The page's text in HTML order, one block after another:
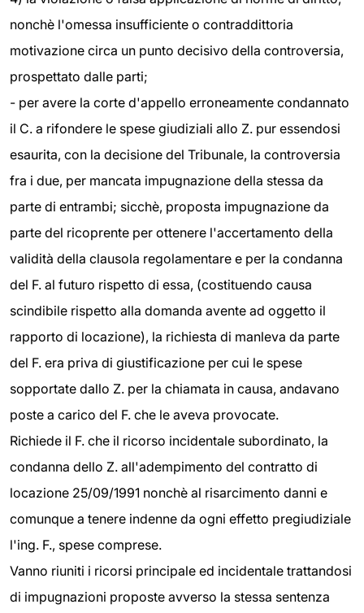
nonchè l'omessa insufficiente o contraddittoria
motivazione circa un punto decisivo della controversia,
prospettato dalle parti;
- per avere la corte d'appello erroneamente condannato
il C. a rifondere le spese giudiziali allo Z. pur essendosi
esaurita, con la decisione del Tribunale, la controversia
fra i due, per mancata impugnazione della stessa da
parte di entrambi; sicchè, proposta impugnazione da
parte del ricoprente per ottenere l'accertamento della
validità della clausola regolamentare e per la condanna
del F. al futuro rispetto di essa, (costituendo causa
scindibile rispetto alla domanda avente ad oggetto il
rapporto di locazione), la richiesta di manleva da parte
del F. era priva di giustificazione per cui le spese
sopportate dallo Z. per la chiamata in causa, andavano
poste a carico del F. che le aveva provocate.
Richiede il F. che il ricorso incidentale subordinato, la
condanna dello Z. all'adempimento del contratto di
locazione 25/09/1991 nonchè al risarcimento danni e
comunque a tenere indenne da ogni effetto pregiudiziale
l'ing. F., spese comprese.
Vanno riuniti i ricorsi principale ed incidentale trattandosi
di impugnazioni proposte avverso la stessa sentenza